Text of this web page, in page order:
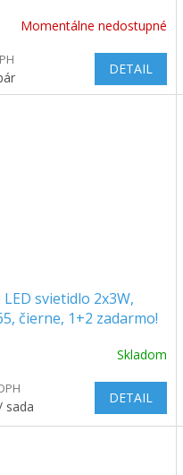
Momentálne nedostupné
DETAIL
svietidlo 2x3W,
čierne, 1+2 zadarmo!
Skladom
sada
DETAIL